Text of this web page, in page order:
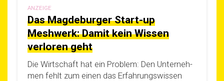
ANZEIGE
Das Magdeburger Start-up
Meshwerk: Damit kein Wissen
verloren geht
Die Wirt­schaft hat ein Pro­blem: Den Unter­neh­
men fehlt zum einen das Erfah­rungs­wis­sen